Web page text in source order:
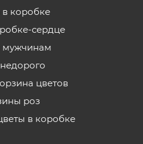
в коробке
сердце
мужчинам
цветов
роз
в коробке